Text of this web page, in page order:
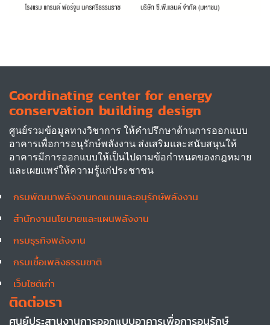
Coordinating center for energy
conservation building design
ศูนย์รวมข้อมูลทางวิชาการ ให้คำปรึกษาด้านการออกแบบ
อาคารเพื่อการอนุรักษ์พลังงาน ส่งเสริมและสนับสนุนให้
อาคารมีการออกแบบให้เป็นไปตามข้อกำหนดของกฎหมาย
และเผยแพร่ให้ความรู้แก่ประชาชน
Other
กรมพัฒนาพลังงานทดแทนและอนุรักษ์พลังงาน
สำนักงานนโยบายและแผนพลังงาน
กรมธุรกิจพลังงาน
กรมเชื้อเพลิงธรรมชาติ
เว็บไซต์เก่า
ติดต่อเรา
ศูนย์ประสานงานการออกแบบอาคารเพื่อการอนุรักษ์